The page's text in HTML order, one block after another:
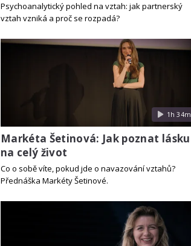
Psychoanalytický pohled na vztah: jak partnerský
vztah vzniká a proč se rozpadá?
1h 34m
Markéta Šetinová: Jak poznat lásku
na celý život
Co o sobě víte, pokud jde o navazování vztahů?
Přednáška Markéty Šetinové.